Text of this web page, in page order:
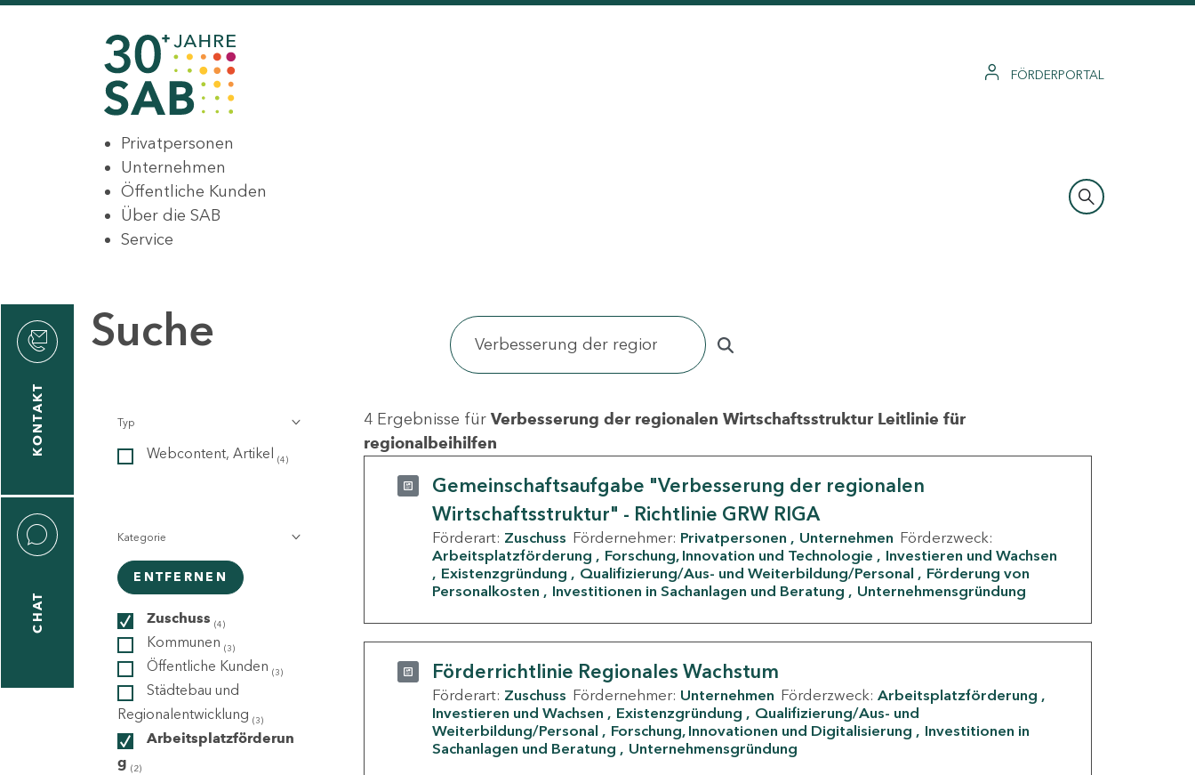
FÖRDERPORTAL
Privatpersonen
Unternehmen
Öffentliche Kunden
Über die SAB
Service
KONTAKT
CHAT
Suche
Typ
Webcontent, Artikel (4)
Kategorie
ENTFERNEN
Zuschuss (4)
Kommunen (3)
Öffentliche Kunden (3)
Städtebau und
Regionalentwicklung (3)
Arbeitsplatzförderun
g (2)
4 Ergebnisse für Verbesserung der regionalen Wirtschaftsstruktur Leitlinie für
regionalbeihilfen
Gemeinschaftsaufgabe "Verbesserung der regionalen
Wirtschaftsstruktur" - Richtlinie GRW RIGA
Förderart: Zuschuss Fördernehmer: Privatpersonen Unternehmen Förderzweck:
Arbeitsplatzförderung
Forschung, Innovation und Technologie
Investieren und Wachsen
Existenzgründung
Qualifizierung/Aus- und Weiterbildung/Personal
Förderung von
Personalkosten
Investitionen in Sachanlagen und Beratung Unternehmensgründung
Förderrichtlinie Regionales Wachstum
Förderart: Zuschuss Fördernehmer: Unternehmen Förderzweck: Arbeitsplatzförderung
Investieren und Wachsen
Existenzgründung
Qualifizierung/Aus- und
Weiterbildung/Personal
Forschung, Innovationen und Digitalisierung
Investitionen in
Sachanlagen und Beratung
Unternehmensgründung